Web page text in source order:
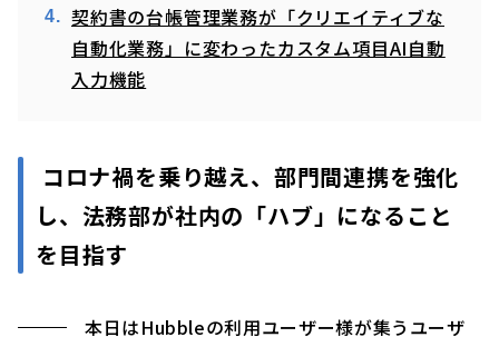
契約書の台帳管理業務が「クリエイティブな
自動化業務」に変わったカスタム項目AI自動
入力機能
コロナ禍を乗り越え、部門間連携を強化
し、法務部が社内の「ハブ」になること
を目指す
本日はHubbleの利用ユーザー様が集うユーザ